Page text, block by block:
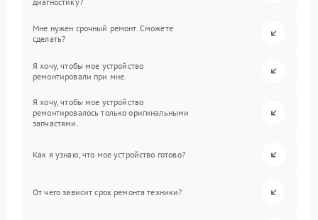
Мне нужен срочный ремонт. Сможете
сделать?
Я хочу, чтобы мое устройство
ремонтировали при мне.
Я хочу, чтобы мое устройство
ремонтировалось только оригинальными
запчастями.
Как я узнаю, что мое устройство готово?
От чего зависит срок ремонта техники?